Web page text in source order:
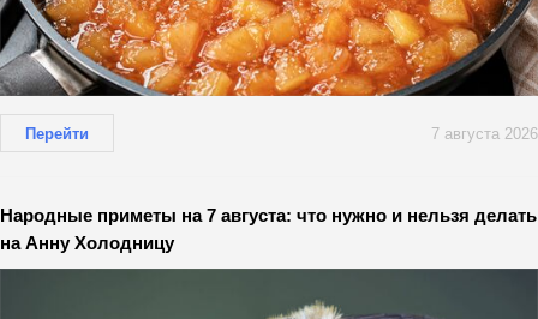
Перейти 7 августа 2026
Народные приметы на 7 августа: что нужно и нельзя делать
на Анну Холодницу